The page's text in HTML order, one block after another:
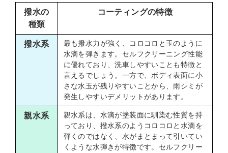
撥水の
種類
コーティングの特徴
撥水系
最も撥水力が強く、コロコロと玉のように
水滴を弾きます。セルフクリーニング性能
に優れており、洗車しやすいことも特徴と
言えるでしょう。一方で、ボディ表面に小
さな水玉が残りやすいことから、雨シミが
発生しやすいデメリットがあります。
親水系
親水系は、水滴が塗装面に馴染む性質を持
っており、撥水系のようコロコロと水滴を
弾くのではなく、水がまとまって引いてい
くような水弾きが特徴です。セルフクリー